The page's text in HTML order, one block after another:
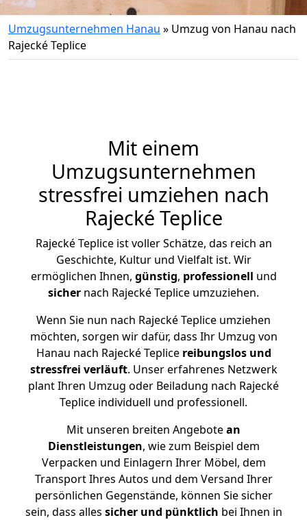
Umzugsunternehmen Hanau » Umzug von Hanau nach
Rajecké Teplice
Mit einem
Umzugsunternehmen
stressfrei umziehen nach
Rajecké Teplice
Rajecké Teplice ist voller Schätze, das reich an
Geschichte, Kultur und Vielfalt ist. Wir
ermöglichen Ihnen, günstig, professionell und
sicher nach Rajecké Teplice umzuziehen.
Wenn Sie nun nach Rajecké Teplice umziehen
möchten, sorgen wir dafür, dass Ihr Umzug von
Hanau nach Rajecké Teplice reibungslos und
stressfrei verläuft. Unser erfahrenes Netzwerk
plant Ihren Umzug oder Beiladung nach Rajecké
Teplice individuell und professionell.
Mit unseren breiten Angebotean
Dienstleistungen, wie zum Beispiel dem
Verpacken und Einlagern Ihrer Möbel, dem
Transport Ihres Autos und dem Versand Ihrer
persönlichen Gegenstände, können Sie sicher
sein, dass alles sicher und pünktlich bei Ihnen in